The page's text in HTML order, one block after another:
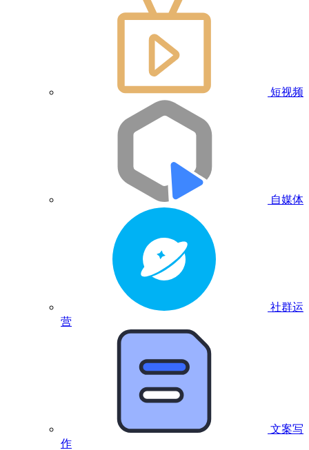
短视频
自媒体
社群运
营
文案写
作